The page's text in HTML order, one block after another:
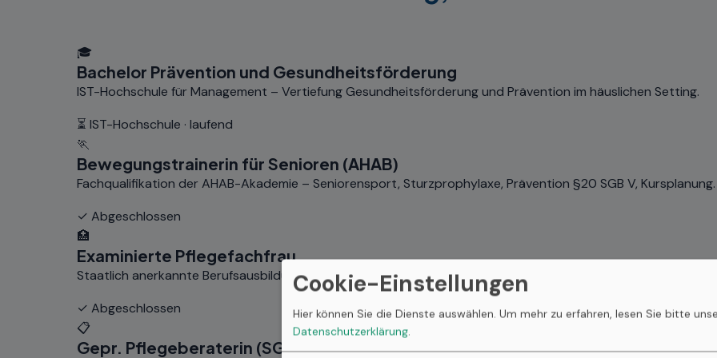
🎓
Bachelor Prävention und Gesundheitsförderung
IST-Hochschule für Management – Vertiefung Gesundheitsförderung und Prävention im häuslichen Setting.
⏳ IST-Hochschule · laufend
🏃
Bewegungstrainerin für Senioren (AHAB)
Fachqualifikation der AHAB-Akademie – Seniorensport, Sturzprophylaxe, Prävention §20 SGB V,
✓ Abgeschlossen
🏥
Examinierte Pflegefachfrau
Staatlich anerkannte Berufsausbildung in der Gesundheits- und Krankenpflege mit langjähriger Berufserfahrung.
✓ Abgeschlossen
📋
Gepr. Pflegeberaterin (SGD)
Cookie-Einstellungen
Hier können Sie die Dienste auswählen. Um mehr zu erfahren, lesen Sie bitte
Datenschutzerklärung.